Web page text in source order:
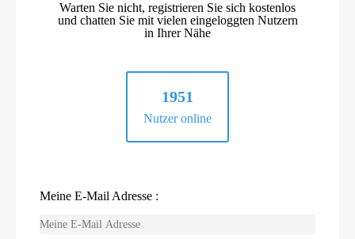
Warten Sie nicht, registrieren Sie sich kostenlos
und chatten Sie mit vielen eingeloggten Nutzern
in Ihrer Nähe
1951
Nutzer online
Meine E-Mail Adresse :